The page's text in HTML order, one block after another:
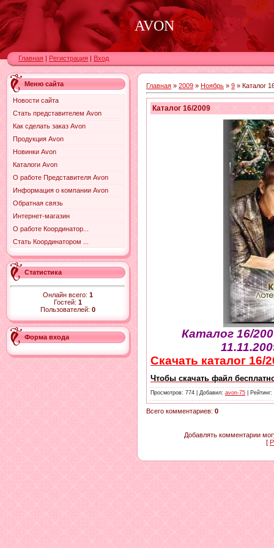
AVON
Главная | Регистрация | Вход
Меню сайта
Новости сайта
Стать представителем Avon
Как сделать заказ Avon
Продукция Avon
Новинки Avon
Каталоги Avon
О работе Представителя Avon
Информация о компании Avon
Обратная связь
Интернет-магазин
О работе Координатор...
Стать Координатором ...
Статистика
Онлайн всего: 1
Гостей: 1
Пользователей: 0
Форма входа
Главная » 2009 » Ноябрь » 9 » Каталог
Каталог 16/2009
Каталог 16/
Скачать каталог 16/
Чтобы скачать файл
Просмотров: 774 | Добавил: avon-75 Рейтинг:
Всего комментариев: 0
Добавлять комментарии
[